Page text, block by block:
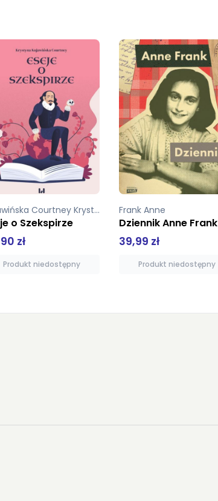
Kujawińska Courtney Krystyna
o Szekspirze
zł
Produkt niedostępny
Frank Anne
Dziennik Anne Frank
39,99 zł
Produkt niedostępny